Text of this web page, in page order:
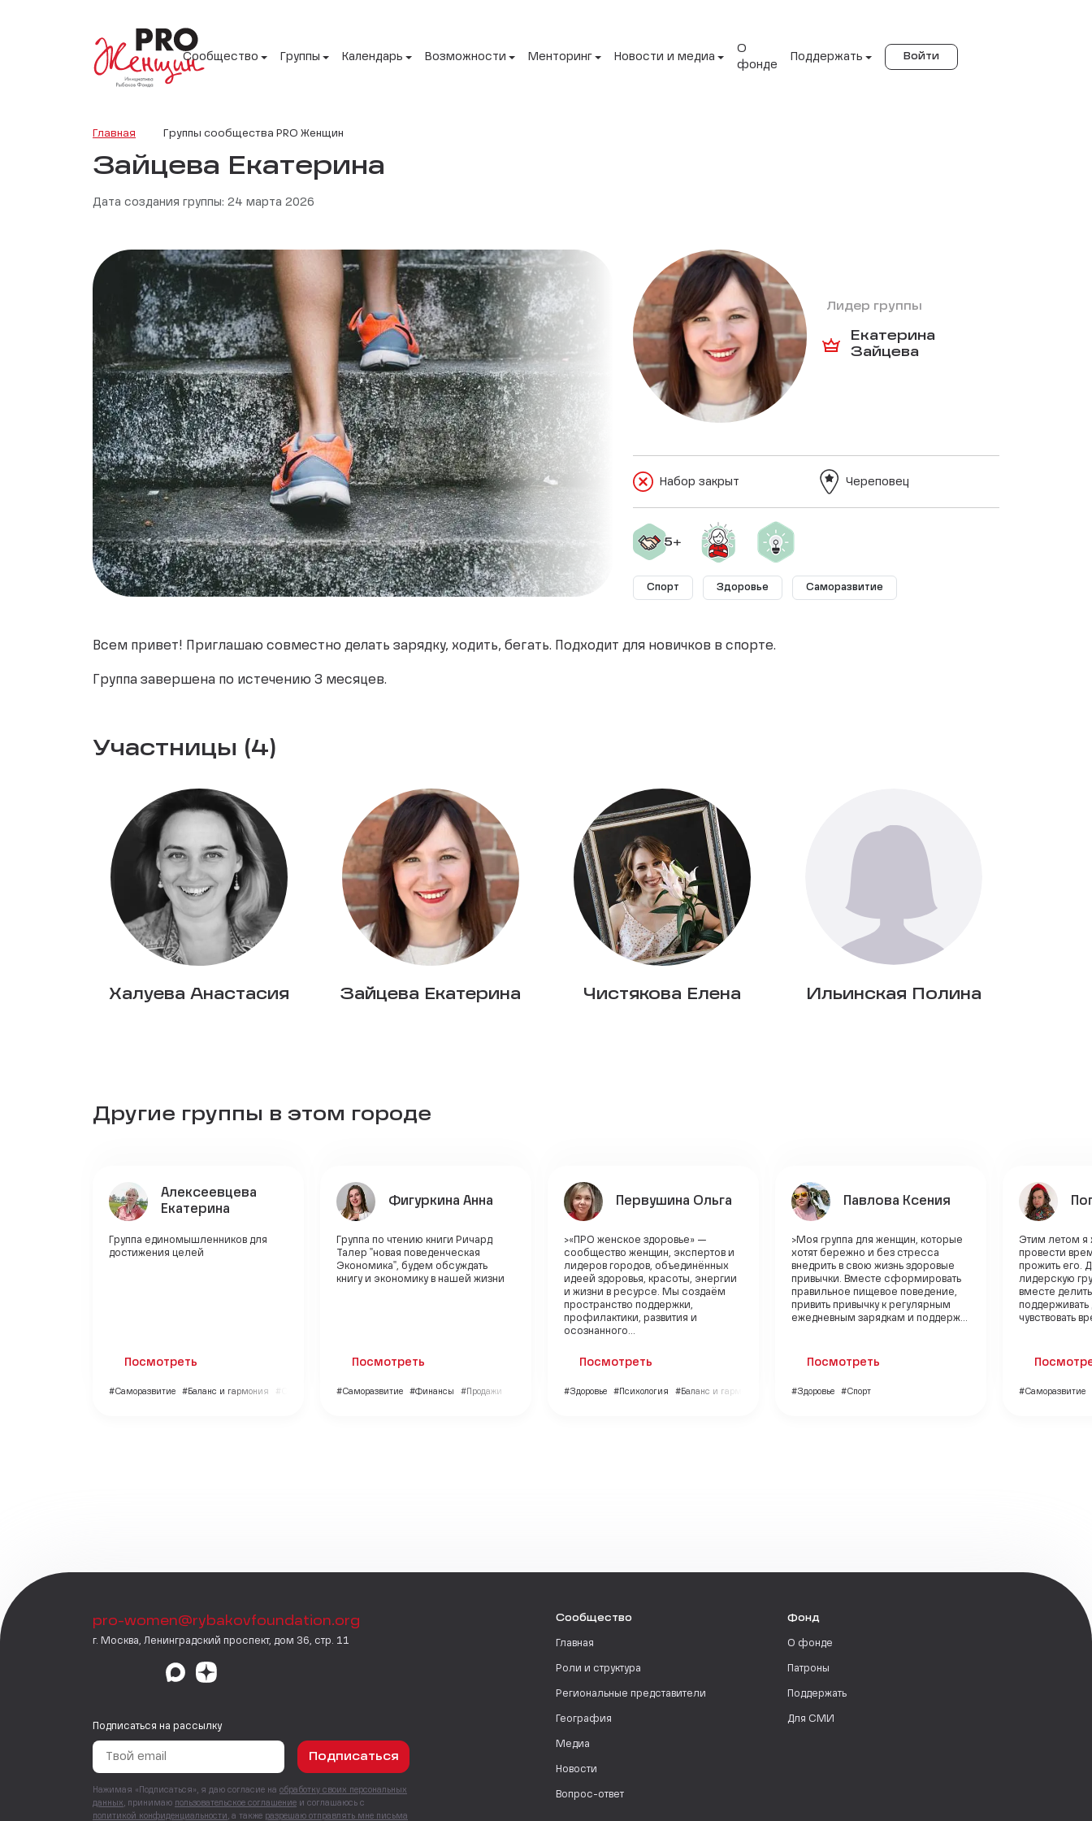
Сообщество Группы Календарь Возможности Менторинг Новости и медиа
О
фонде
Поддержать Войти
Главная Группы сообщества PRO Женщин
Зайцева Екатерина
Дата создания группы: 24 марта 2026
Лидер группы
Екатерина
Зайцева
Набор закрыт Череповец
Спорт Здоровье Саморазвитие
Всем привет! Приглашаю совместно делать зарядку, ходить, бегать. Подходит для новичков в спорте.
Группа завершена по истечению 3 месяцев.
Участницы (4)
Халуева Анастасия Зайцева Екатерина Чистякова Елена Ильинская Полина
Другие группы в этом городе
Алексеевцева
Екатерина
Группа единомышленников для
достижения целей
Посмотреть
#Саморазвитие #Баланс и гармония #Образование
Фигуркина Анна
Группа по чтению книги Ричард
Талер "новая поведенческая
Экономика", будем обсуждать
книгу и экономику в нашей жизни
Посмотреть
#Саморазвитие #Финансы #Продажи
Первушина Ольга
>«ПРО женское здоровье» —
сообщество женщин, экспертов и
лидеров городов, объединённых
идеей здоровья, красоты, энергии
и жизни в ресурсе. Мы создаём
пространство поддержки,
профилактики, развития и
осознанного...
Посмотреть
#Здоровье #Психология #Баланс и гармония
Павлова Ксения
>Моя группа для женщин, которые
хотят бережно и без стресса
внедрить в свою жизнь здоровые
привычки. Вместе сформировать
правильное пищевое поведение,
привить привычку к регулярным
ежедневным зарядкам и поддерж...
Посмотреть
#Здоровье #Спорт
Этим летом я
провести
прожить его.
лидерскую
вместе
поддерживать
чувствовать
#Саморазвитие
pro-women@rybakovfoundation.org
г. Москва, Ленинградский проспект, дом 36, стр. 11
Подписаться на рассылку
Подписаться
Нажимая «Подписаться», я даю согласие на обработку своих персональных
данных , принимаю пользовательское соглашение и соглашаюсь с
политикой конфиденциальности , а также разрешаю отправлять мне письма
Сообщество
Главная
Роли и структура
Региональные представители
География
Медиа
Новости
Вопрос-ответ
Фонд
О фонде
Патроны
Поддержать
Для СМИ